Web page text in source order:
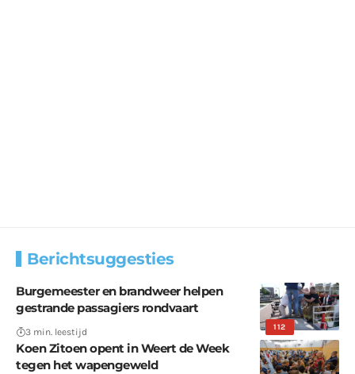
Berichtsuggesties
112
Burgemeester en brandweer helpen
gestrande passagiers rondvaart
3 min. leestijd
Koen Zitoen opent in Weert de Week
tegen het wapengeweld